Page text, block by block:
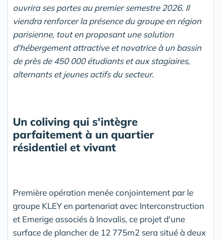
ouvrira ses portes au premier semestre 2026. Il
viendra renforcer la présence du groupe en région
parisienne, tout en proposant une solution
d'hébergement attractive et novatrice à un bassin
de près de 450 000 étudiants et aux stagiaires,
alternants et jeunes actifs du secteur.
Un coliving qui s'intègre
parfaitement à un quartier
résidentiel et vivant
Première opération menée conjointement par le
groupe KLEY en partenariat avec Interconstruction
et Emerige associés à Inovalis, ce projet d'une
surface de plancher de 12 775m2 sera situé à deux